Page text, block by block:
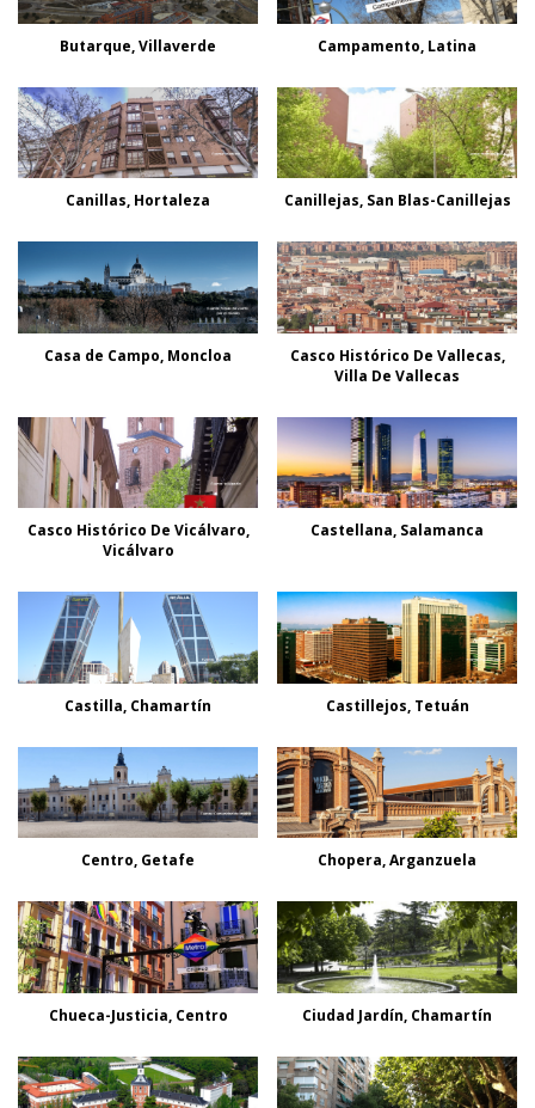
Butarque, Villaverde Campamento, Latina
Canillas, Hortaleza Canillejas, San Blas-Canillejas
Casa de Campo, Moncloa
Casco Histórico De Vallecas,
Villa De Vallecas
Casco Histórico De Vicálvaro,
Vicálvaro
Castellana, Salamanca
Castilla, Chamartín Castillejos, Tetuán
Centro, Getafe Chopera, Arganzuela
Chueca-Justicia, Centro Ciudad Jardín, Chamartín